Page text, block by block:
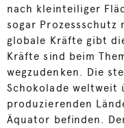
nach kleinteiliger
sogar Prozessschutz
globale Kräfte gibt
Kräfte sind beim
wegzudenken. Die
Schokolade weltweit
produzierenden
Äquator befinden.